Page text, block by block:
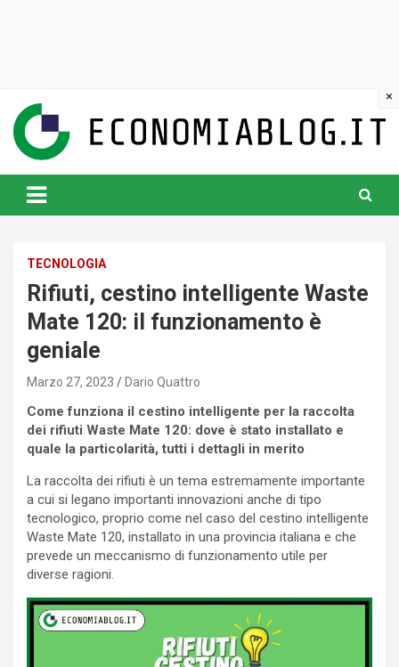
content
www.economiablog.it
TECNOLOGIA
Rifiuti, cestino intelligente Waste
Mate 120: il funzionamento è
geniale
Marzo 27, 2023 Dario Quattro
Come funziona il cestino intelligente per la raccolta
dei rifiuti Waste Mate 120: dove è stato installato e
quale la particolarità, tutti i dettagli in merito
La raccolta dei rifiuti è un tema estremamente importante
a cui si legano importanti innovazioni anche di tipo
tecnologico, proprio come nel caso del cestino intelligente
Waste Mate 120, installato in una provincia italiana e che
prevede un meccanismo di funzionamento utile per
diverse ragioni.